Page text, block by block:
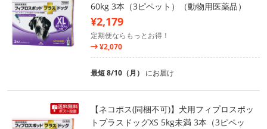
60kg 3本（3ピペット）（動物用医薬品）
¥2,179
定期便ならもっとお得！
¥2,070
最短 8/10（月） にお届け
【ネコポス(同梱不可)】犬用フィプロスポッ
トプラスドッグXS 5kg未満 3本（3ピペッ